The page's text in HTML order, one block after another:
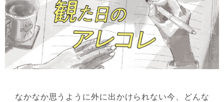
なかなか思うように外に出かけられない今、どんな